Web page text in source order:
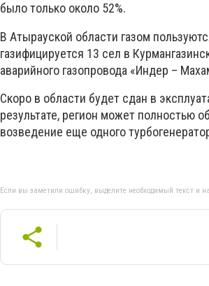
было только около 52%.
В Атырауской области газом
газифицируется 13 сел в
аварийного газопровода «Индер –
Скоро в области будет сдан в
результате, регион может полностью
возведение еще одного
Если вы заметили ошибку, выделите необходимый текст и